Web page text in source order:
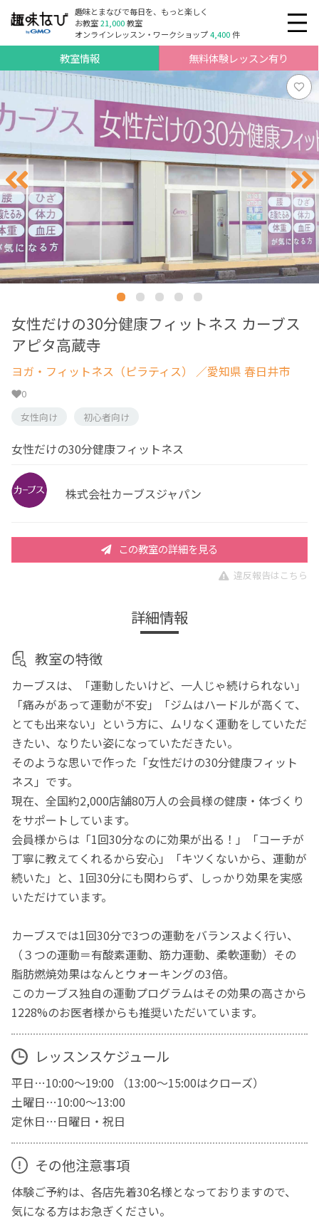
趣味とまなびで毎日を、もっと楽しく
お教室21,000教室
オンラインレッスン・ワークショップ4,400件
教室情報 無料体験レッスン有り
女性だけの30分健康フィットネス カーブス
アピタ高蔵寺
ヨガ・フィットネス（ピラティス） ／愛知県 春日井市
0
女性向け
初心者向け
女性だけの30分健康フィットネス
株式会社カーブスジャパン
この教室の詳細を見る
違反報告はこちら
詳細情報
教室の特徴
カーブスは、「運動したいけど、一人じゃ続けられない」
「痛みがあって運動が不安」「ジムはハードルが高くて、
とても出来ない」という方に、ムリなく運動をしていただ
きたい、なりたい姿になっていただきたい。
そのような思いで作った「女性だけの30分健康フィット
ネス」です。
現在、全国約2,000店舗80万人の会員様の健康・体づくり
をサポートしています。
会員様からは「1回30分なのに効果が出る！」「コーチが
丁寧に教えてくれるから安心」「キツくないから、運動が
続いた」と、1回30分にも関わらず、しっかり効果を実感
いただけています。
カーブスでは1回30分で3つの運動をバランスよく行い、
（３つの運動＝有酸素運動、筋力運動、柔軟運動）その
脂肪燃焼効果はなんとウォーキングの3倍。
このカーブス独自の運動プログラムはその効果の高さから
1228%のお医者様からも推奨いただいています。
レッスンスケジュール
平日…10:00～19:00 （13:00～15:00はクローズ）
土曜日…10:00～13:00
定休日…日曜日・祝日
その他注意事項
体験ご予約は、各店先着30名様となっておりますので、
気になる方はお急ぎください。